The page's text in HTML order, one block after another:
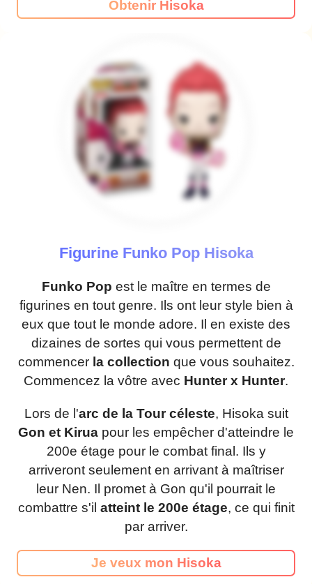
Obtenir Hisoka
Figurine Funko Pop Hisoka
Funko Pop est le maître en termes de
figurines en tout genre. Ils ont leur style bien à
eux que tout le monde adore. Il en existe des
dizaines de sortes qui vous permettent de
commencer la collection que vous souhaitez.
Commencez la vôtre avec Hunter x Hunter.
Lors de l'arc de la Tour céleste, Hisoka suit
Gon et Kirua pour les empêcher d'atteindre le
200e étage pour le combat final. Ils y
arriveront seulement en arrivant à maîtriser
leur Nen. Il promet à Gon qu'il pourrait le
combattre s'il atteint le 200e étage, ce qui finit
par arriver.
Je veux mon Hisoka